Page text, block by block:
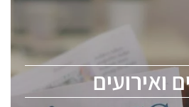
ואירועים
הסמיקונדקטור כולל מהנדסים,
ChipEx2026 will be held on